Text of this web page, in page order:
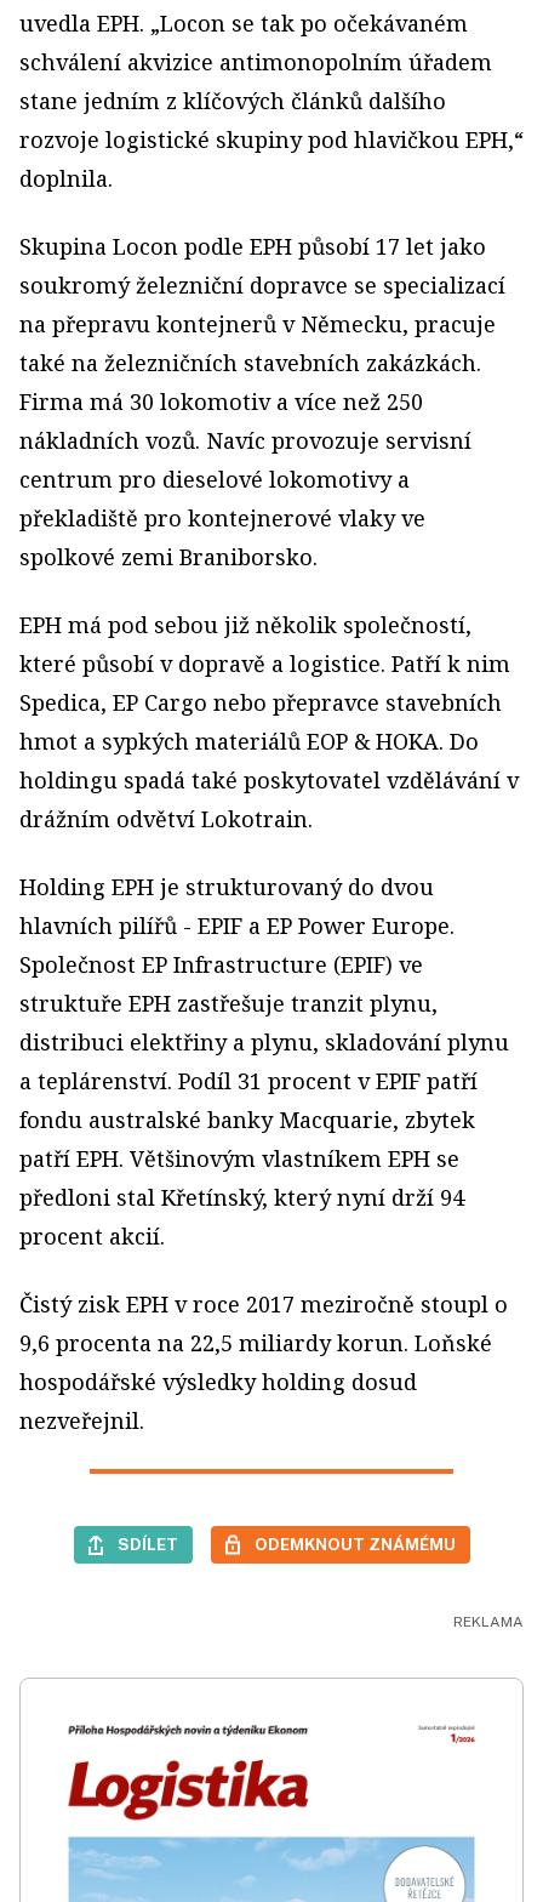
uvedla EPH. „Locon se tak po očekávaném
schválení akvizice antimonopolním úřadem
stane jedním z klíčových článků dalšího
rozvoje logistické skupiny pod hlavičkou EPH,“
doplnila.
Skupina Locon podle EPH působí 17 let jako
soukromý železniční dopravce se specializací
na přepravu kontejnerů v Německu, pracuje
také na železničních stavebních zakázkách.
Firma má 30 lokomotiv a více než 250
nákladních vozů. Navíc provozuje servisní
centrum pro dieselové lokomotivy a
překladiště pro kontejnerové vlaky ve
spolkové zemi Braniborsko.
EPH má pod sebou již několik společností,
které působí v dopravě a logistice. Patří k nim
Spedica, EP Cargo nebo přepravce stavebních
hmot a sypkých materiálů EOP & HOKA. Do
holdingu spadá také poskytovatel vzdělávání v
drážním odvětví Lokotrain.
Holding EPH je strukturovaný do dvou
hlavních pilířů - EPIF a EP Power Europe.
Společnost EP Infrastructure (EPIF) ve
struktuře EPH zastřešuje tranzit plynu,
distribuci elektřiny a plynu, skladování plynu
a teplárenství. Podíl 31 procent v EPIF patří
fondu australské banky Macquarie, zbytek
patří EPH. Většinovým vlastníkem EPH se
předloni stal Křetínský, který nyní drží 94
procent akcií.
Čistý zisk EPH v roce 2017 meziročně stoupl o
9,6 procenta na 22,5 miliardy korun. Loňské
hospodářské výsledky holding dosud
nezveřejnil.
SDÍLET ODEMKNOUT ZNÁMÉMU